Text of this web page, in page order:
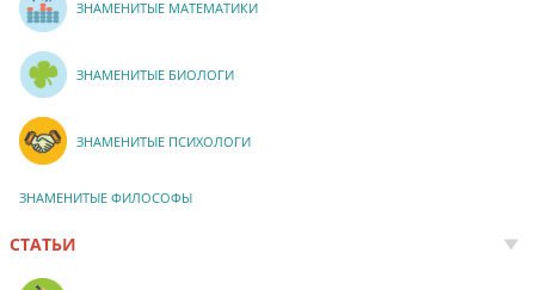
ЗНАМЕНИТЫЕ МАТЕМАТИКИ
ЗНАМЕНИТЫЕ БИОЛОГИ
ЗНАМЕНИТЫЕ ПСИХОЛОГИ
ЗНАМЕНИТЫЕ ФИЛОСОФЫ
СТАТЬИ